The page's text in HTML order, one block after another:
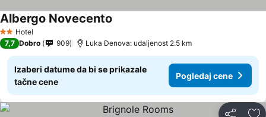
2 Zvezdice
Hotel
Albergo Novecento
7,7 Dobro 909 Luka Đenova: udaljenost 2.5 km
Izaberi datume da bi se prikazale
tačne cene
Pogledaj cene